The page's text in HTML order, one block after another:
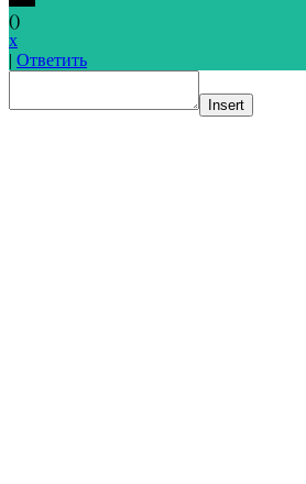
()
x
| Ответить
Insert